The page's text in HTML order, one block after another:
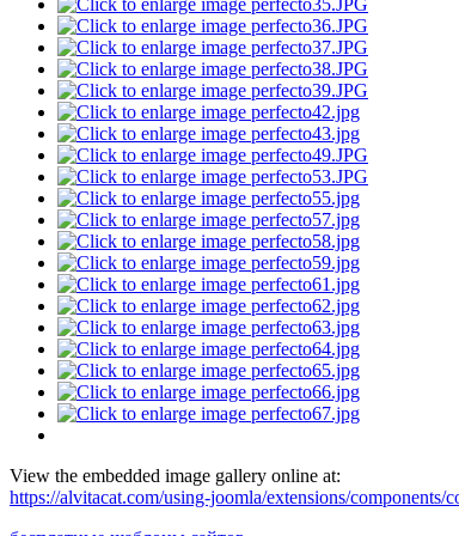
View the embedded image gallery online at:
https://alvitacat.com/using-joomla/extensions/